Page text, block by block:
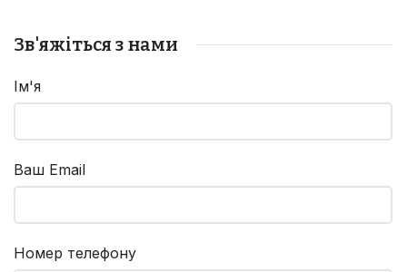
Зв'яжіться з нами
Ім'я
Ваш Email
Номер телефону